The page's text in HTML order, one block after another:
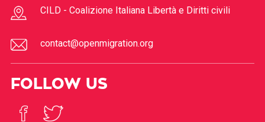
CILD - Coalizione Italiana Libertà e Diritti civili
contact@openmigration.org
FOLLOW US